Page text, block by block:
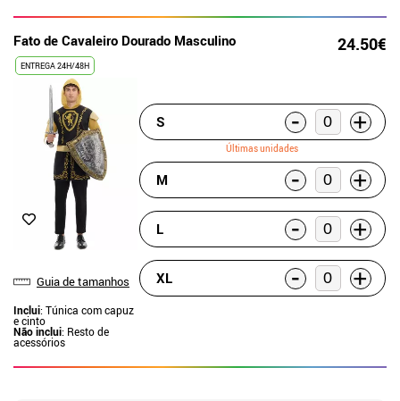
Fato de Cavaleiro Dourado Masculino 24.50€
ENTREGA 24H/48H
Guia de tamanhos
Inclui: Túnica com capuz
e cinto
Não inclui: Resto de
acessórios
S - +
Últimas unidades
M - +
L - +
XL - +